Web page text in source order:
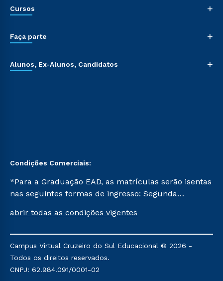
Cursos +
Faça parte +
Alunos, Ex-Alunos, Candidatos +
Condições Comerciais:
*Para a Graduação EAD, as matrículas serão isentas
nas seguintes formas de ingresso: Segunda
Já para as demais, a taxa de matrícula será de R$
mencionadas são referentes aos cursos: Ensino
Religioso, Geografia para a Docência e Metodologia
do Ensino de História: Questões Atuais.
abrir todas as condições vigentes
Campus Virtual Cruzeiro do Sul Educacional © 2026 -
Todos os direitos reservados.
CNPJ: 62.984.091/0001-02